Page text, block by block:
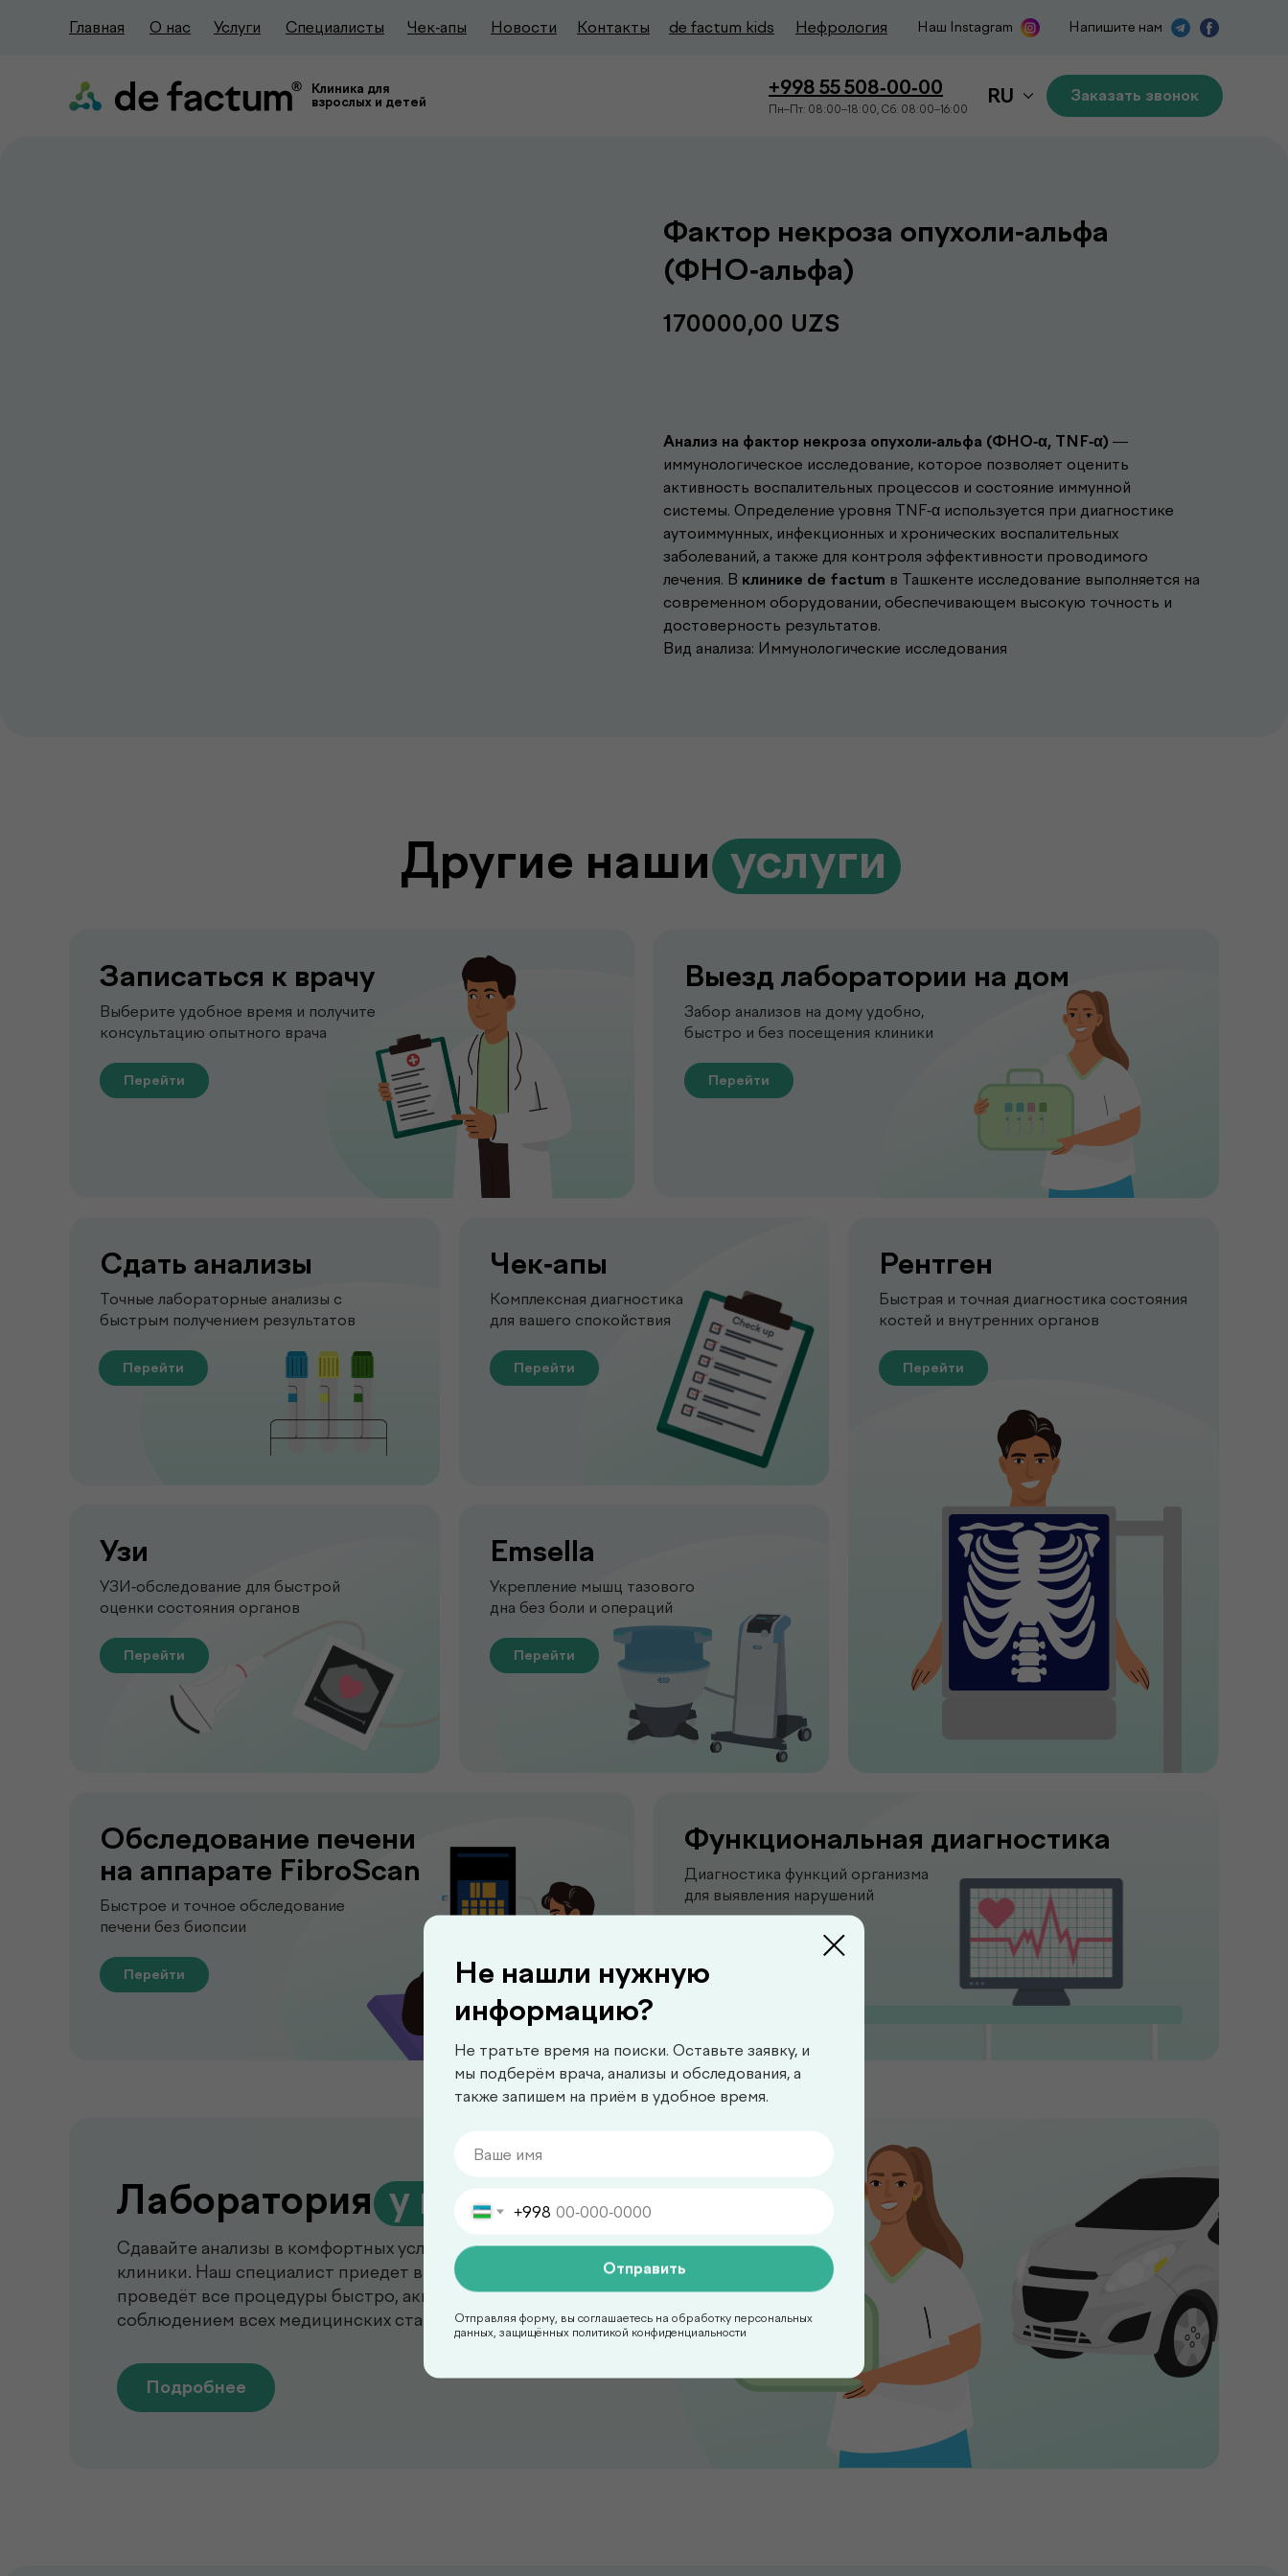
Главная О нас Услуги Специалисты Чек-апы Новости Контакты de factum kids Нефрология Наш Instagram Напишите нам
Клиника для
взрослых и детей
+998 55 508-00-00 RU Заказать звонок
Пн–Пт: 08:00–18:00, Сб: 08:00–16:00
Фактор некроза опухоли-альфа
(ФНО-альфа)
170000,00 UZS
Анализ на фактор некроза опухоли-альфа (ФНО-α, TNF-α) —
иммунологическое исследование, которое позволяет оценить
активность воспалительных процессов и состояние иммунной
системы. Определение уровня TNF-α используется при диагностике
аутоиммунных, инфекционных и хронических воспалительных
заболеваний, а также для контроля эффективности проводимого
лечения. В клинике de factum в Ташкенте исследование выполняется на
современном оборудовании, обеспечивающем высокую точность и
достоверность результатов.
Вид анализа: Иммунологические исследования
Другие наши.услуги
Записаться к врачу
Выберите удобное время и получите
консультацию опытного врача
Сдать анализы
Точные лабораторные анализы с
быстрым получением результатов
Рентген
Быстрая и точная диагностика состояния
костей и внутренних органов
Чек-апы
Комплексная диагностика
для вашего спокойствия
Узи
УЗИ-обследование для быстрой
оценки состояния органов
Emsella
Укрепление мышц тазового
дна без боли и операций
Выезд лаборатории на дом
Забор анализов на дому удобно,
быстро и без посещения клиники
Обследование печени
на аппарате FibroScan
Быстрое и точное обследование
печени без биопсии
Сдавайте анализы в комфортных условиях без посещения
клиники. Наш специалист приедет в удобное для вас время,
проведёт все процедуры быстро, аккуратно и с
соблюдением всех медицинских стандартов.
Функциональная диагностика
Диагностика функций организма
для выявления нарушений
Подробнее
Лаборатория.у вас дома
Перейти
Перейти
Перейти
Перейти
Перейти Перейти
Перейти
Перейти
Не нашли нужную
информацию?
Не тратьте время на поиски. Оставьте заявку, и
мы подберём врача, анализы и обследования, а
также запишем на приём в удобное время.
+998
Отправить
Отправляя форму, вы соглашаетесь на обработку персональных
данных, защищённых политикой конфиденциальности